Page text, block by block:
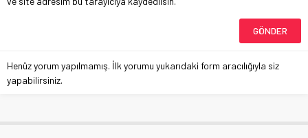
Henüz yorum yapılmamış. İlk yorumu yukarıdaki form aracılığıyla siz
yapabilirsiniz.